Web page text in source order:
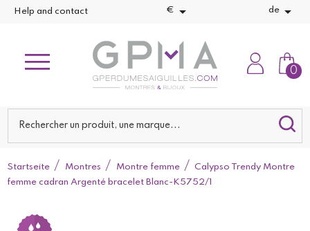
Help and contact €  de 
0
Startseite Montres Montre femme
Calypso Trendy Montre
femme cadran Argenté bracelet Blanc-K5752/1